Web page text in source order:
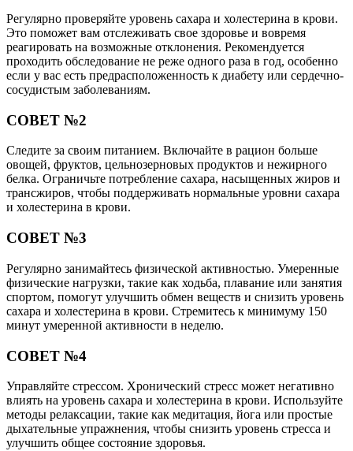
Регулярно проверяйте уровень сахара и холестерина в крови.
Это поможет вам отслеживать свое здоровье и вовремя
реагировать на возможные отклонения. Рекомендуется
проходить обследование не реже одного раза в год, особенно
если у вас есть предрасположенность к диабету или сердечно-
сосудистым заболеваниям.
СОВЕТ №2
Следите за своим питанием. Включайте в рацион больше
овощей, фруктов, цельнозерновых продуктов и нежирного
белка. Ограничьте потребление сахара, насыщенных жиров и
трансжиров, чтобы поддерживать нормальные уровни сахара
и холестерина в крови.
СОВЕТ №3
Регулярно занимайтесь физической активностью. Умеренные
физические нагрузки, такие как ходьба, плавание или занятия
спортом, помогут улучшить обмен веществ и снизить уровень
сахара и холестерина в крови. Стремитесь к минимуму 150
минут умеренной активности в неделю.
СОВЕТ №4
Управляйте стрессом. Хронический стресс может негативно
влиять на уровень сахара и холестерина в крови. Используйте
методы релаксации, такие как медитация, йога или простые
дыхательные упражнения, чтобы снизить уровень стресса и
улучшить общее состояние здоровья.